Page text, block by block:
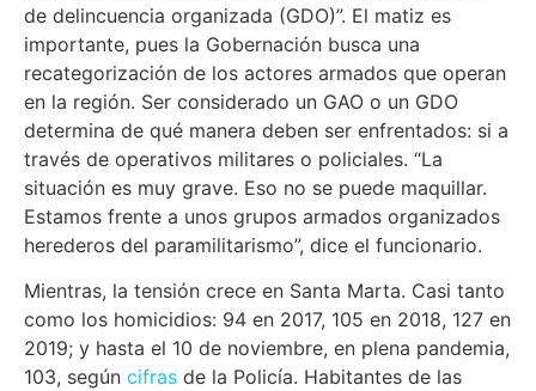
de delincuencia organizada (GDO)”. El matiz es
importante, pues la Gobernación busca una
recategorización de los actores armados que operan
en la región. Ser considerado un GAO o un GDO
determina de qué manera deben ser enfrentados: si a
través de operativos militares o policiales. “La
situación es muy grave. Eso no se puede maquillar.
Estamos frente a unos grupos armados organizados
herederos del paramilitarismo”, dice el funcionario.
Mientras, la tensión crece en Santa Marta. Casi tanto
como los homicidios: 94 en 2017, 105 en 2018, 127 en
2019; y hasta el 10 de noviembre, en plena pandemia,
103, según cifras de la Policía. Habitantes de las